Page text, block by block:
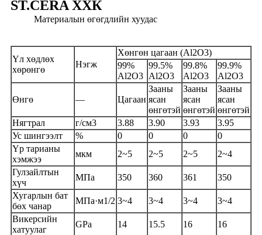
ST.CERA ХХК
Материалын өгөгдлийн хуудас
Үл хөдлөх
хөрөнгө
Нэгж
Хөнгөн цагаан (Al2O3)
99%
Al2O3
99.5%
Al2O3
99.8%
Al2O3
99.9%
Al2O3
Өнгө — Цагаан
Зааны
ясан
өнгөтэй
Зааны
ясан
өнгөтэй
Зааны
ясан
өнгөтэй
Нягтрал
г/см3 3.88 3.90 3.93
3.95
Ус шингээлт
% 0 0 0
0
Үр тарианы
хэмжээ
мкм 2~5 2~5 2~5
2~4
Гулзайлтын
хүч
МПа 350 360 361
350
Хугарлын бат
бөх чанар
МПа·м1/2 3~4 3~4 3~4
3~4
Викерсийн
хатуулаг
GPa 14 15.5 16
16